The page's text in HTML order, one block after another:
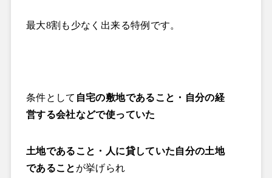
最大8割も少なく出来る特例です。
条件として 自宅の敷地であること・自分の経
営する会社などで使っていた
土地であること・人に貸していた自分の土地
であること が挙げられ